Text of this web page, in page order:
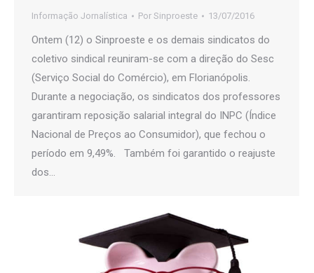
Informação Jornalística Por Sinproeste 13/07/2016
Ontem (12) o Sinproeste e os demais sindicatos do
coletivo sindical reuniram-se com a direção do Sesc
(Serviço Social do Comércio), em Florianópolis.
Durante a negociação, os sindicatos dos professores
garantiram reposição salarial integral do INPC (Índice
Nacional de Preços ao Consumidor), que fechou o
período em 9,49%. Também foi garantido o reajuste
dos…